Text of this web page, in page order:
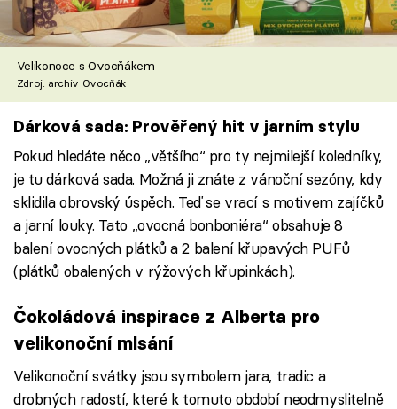
Velikonoce s Ovocňákem
Zdroj: archiv Ovocňák
Dárková sada: Prověřený hit v jarním stylu
Pokud hledáte něco „většího“ pro ty nejmilejší koledníky,
je tu dárková sada. Možná ji znáte z vánoční sezóny, kdy
sklidila obrovský úspěch. Teď se vrací s motivem zajíčků
a jarní louky. Tato „ovocná bonboniéra“ obsahuje 8
balení ovocných plátků a 2 balení křupavých PUFů
(plátků obalených v rýžových křupinkách).
Čokoládová inspirace z Alberta pro
velikonoční mlsání
Velikonoční svátky jsou symbolem jara, tradic a
drobných radostí, které k tomuto období neodmyslitelně